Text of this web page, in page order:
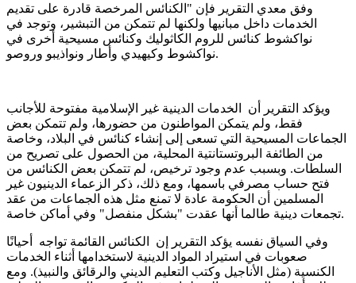
وفق معدي التقرير فإن "الكنائس المرخصة قادرة على تقديم
الخدمات داخل مبانيها ولكنها لم تتمكن من التبشير، وتوجد في
نواكشوط كنائس للروم الكاثوليك وكنائس مسيحية أخرى في
نواكشوط وكيهيدي وأطار ونواذيبو وروصو.
ويؤكد التقرير أن الخدمات الدينية غير الإسلامية مفتوحة للأجانب
فقط، ولم يتمكن المواطنون من حضورها، ولم تتمكن بعض
الجماعات المسيحية التي تسعى إلى إنشاء كنائس في البلاد، وخاصة
من الطائفة البروتستانتية المحلية، من الحصول على تصريح من
السلطات. وبسبب عدم وجود ترخيص، لم تتمكن بعض الكنائس من
فتح حساب مصرفي باسمها، ومع ذلك، ذكر الزعماء الدينيون غير
المسلمين أن الحكومة عادة لا تمنع مثل هذه الجماعات من عقد
تجمعات دينية طالما أنها عقدت "بشكل منفصل" وفي أماكن خاصة.
وفي السياق نفسه يؤكد التقرير إن الكنائس القائمة تواجه أحيانًا
صعوبات في استيراد المواد الدينية لاستخدامها أثناء الخدمات
الكنسية (مثل الأناجيل وكتب التعليم الديني والرقائق والنبيذ). ومع